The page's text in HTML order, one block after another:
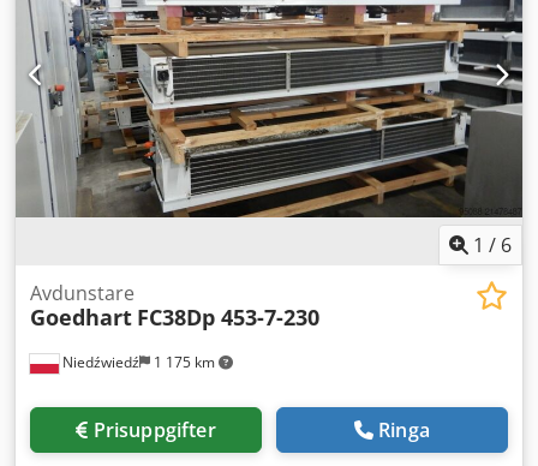
1 / 6
Niedźwiedź 1 175 km
Avdunstare
Goedhart FC38Dp 453-7-230
Prisuppgifter Ringa